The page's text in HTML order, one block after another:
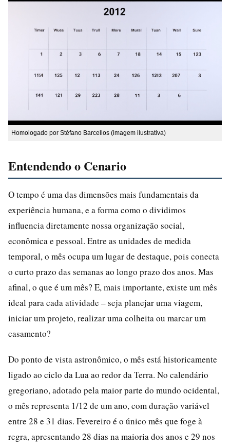
Homologado por Stéfano Barcellos (imagem ilustrativa)
Entendendo o Cenario
O tempo é uma das dimensões mais fundamentais da
experiência humana, e a forma como o dividimos
influencia diretamente nossa organização social,
econômica e pessoal. Entre as unidades de medida
temporal, o mês ocupa um lugar de destaque, pois conecta
o curto prazo das semanas ao longo prazo dos anos. Mas
afinal, o que é um mês? E, mais importante, existe um mês
ideal para cada atividade – seja planejar uma viagem,
iniciar um projeto, realizar uma colheita ou marcar um
casamento?
Do ponto de vista astronômico, o mês está historicamente
ligado ao ciclo da Lua ao redor da Terra. No calendário
gregoriano, adotado pela maior parte do mundo ocidental,
o mês representa 1/12 de um ano, com duração variável
entre 28 e 31 dias. Fevereiro é o único mês que foge à
regra, apresentando 28 dias na maioria dos anos e 29 nos